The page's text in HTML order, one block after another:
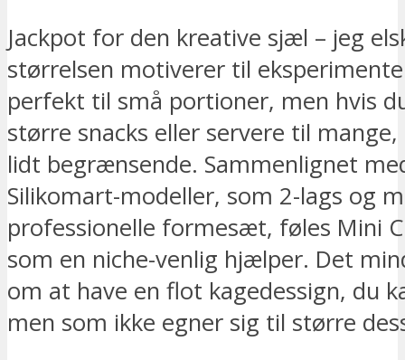
Jackpot for den kreative sjæl – jeg
størrelsen motiverer til
perfekt til små portioner, men hvis
større snacks eller servere til
lidt begrænsende. Sammenlignet
Silikomart-modeller, som 2-lags og
professionelle formesæt, føles Mini
som en niche-venlig hjælper. Det
om at have en flot kagedessign, du
men som ikke egner sig til større